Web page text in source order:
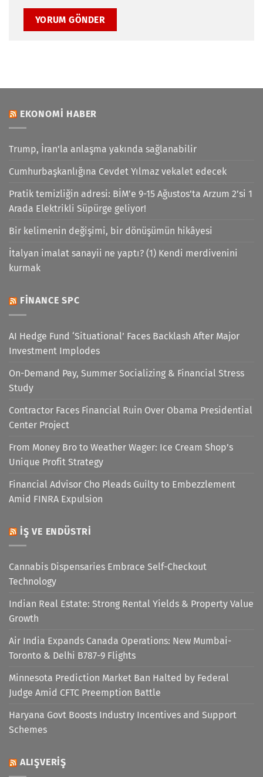
EKONOMI HABER
Trump, İran'la anlaşma yakında sağlanabilir
Cumhurbaşkanlığına Cevdet Yılmaz vekalet edecek
Pratik temizliğin adresi: BİM’e 9-15 Ağustos’ta Arzum 2’si 1
Arada Elektrikli Süpürge geliyor!
Bir kelimenin değişimi, bir dönüşümün hikâyesi
İtalyan imalat sanayii ne yaptı? (1) Kendi merdivenini
kurmak
FINANCE SPC
AI Hedge Fund ‘Situational’ Faces Backlash After Major
Investment Implodes
On-Demand Pay, Summer Socializing & Financial Stress
Study
Contractor Faces Financial Ruin Over Obama Presidential
Center Project
From Money Bro to Weather Wager: Ice Cream Shop’s
Unique Profit Strategy
Financial Advisor Cho Pleads Guilty to Embezzlement
Amid FINRA Expulsion
İŞ VE ENDÜSTRI
Cannabis Dispensaries Embrace Self-Checkout
Technology
Indian Real Estate: Strong Rental Yields & Property Value
Growth
Air India Expands Canada Operations: New Mumbai-
Toronto & Delhi B787-9 Flights
Minnesota Prediction Market Ban Halted by Federal
Judge Amid CFTC Preemption Battle
Haryana Govt Boosts Industry Incentives and Support
Schemes
ALIŞVERIŞ